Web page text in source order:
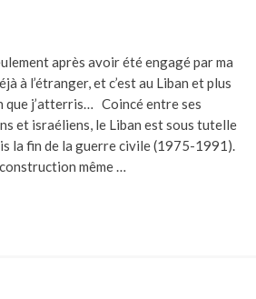
après avoir été engagé par ma
à l’étranger, et c’est au Liban et plus
que j’atterris… Coincé entre ses
et israéliens, le Liban est sous tutelle
la fin de la guerre civile (1975-1991).
même …